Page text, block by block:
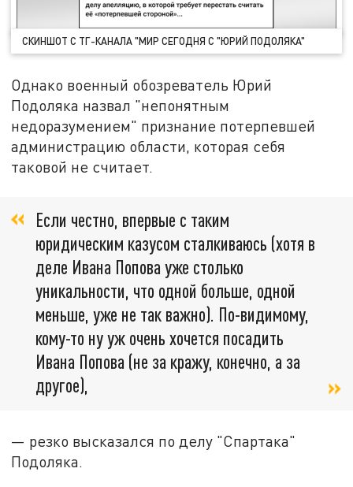
СКИНШОТ С ТГ-КАНАЛА "МИР СЕГОДНЯ С "ЮРИЙ ПОДОЛЯКА"
Однако военный обозреватель Юрий
Подоляка назвал "непонятным
недоразумением" признание потерпевшей
администрацию области, которая себя
таковой не считает.
Если честно, впервые с таким
юридическим казусом сталкиваюсь (хотя в
деле Ивана Попова уже столько
уникальности, что одной больше, одной
меньше, уже не так важно). По-видимому,
кому-то ну уж очень хочется посадить
Ивана Попова (не за кражу, конечно, а за
другое),
— резко высказался по делу "Спартака"
Подоляка.